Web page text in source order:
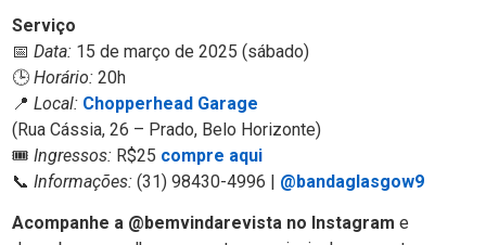
Serviço
📅 Data: 15 de março de 2025 (sábado)
🕒 Horário: 20h
📍 Local: Chopperhead Garage
(Rua Cássia, 26 – Prado, Belo Horizonte)
🎟️ Ingressos: R$25 compre aqui
📞 Informações: (31) 98430-4996 | @bandaglasgow9
Acompanhe a @bemvindarevista no Instagram e